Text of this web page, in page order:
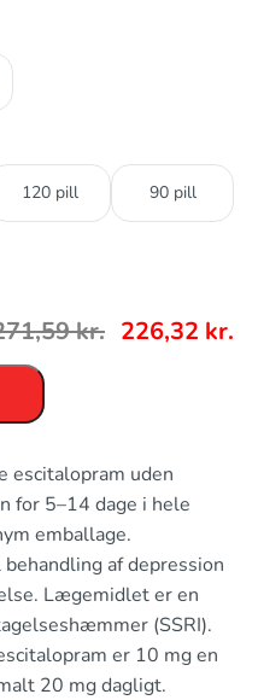
120 pill 90 pill
kr. 226,32 kr.
escitalopram uden
for 5–14 dage i hele
emballage.
af depression
Lægemidlet er en
(SSRI).
er 10 mg en
20 mg dagligt.